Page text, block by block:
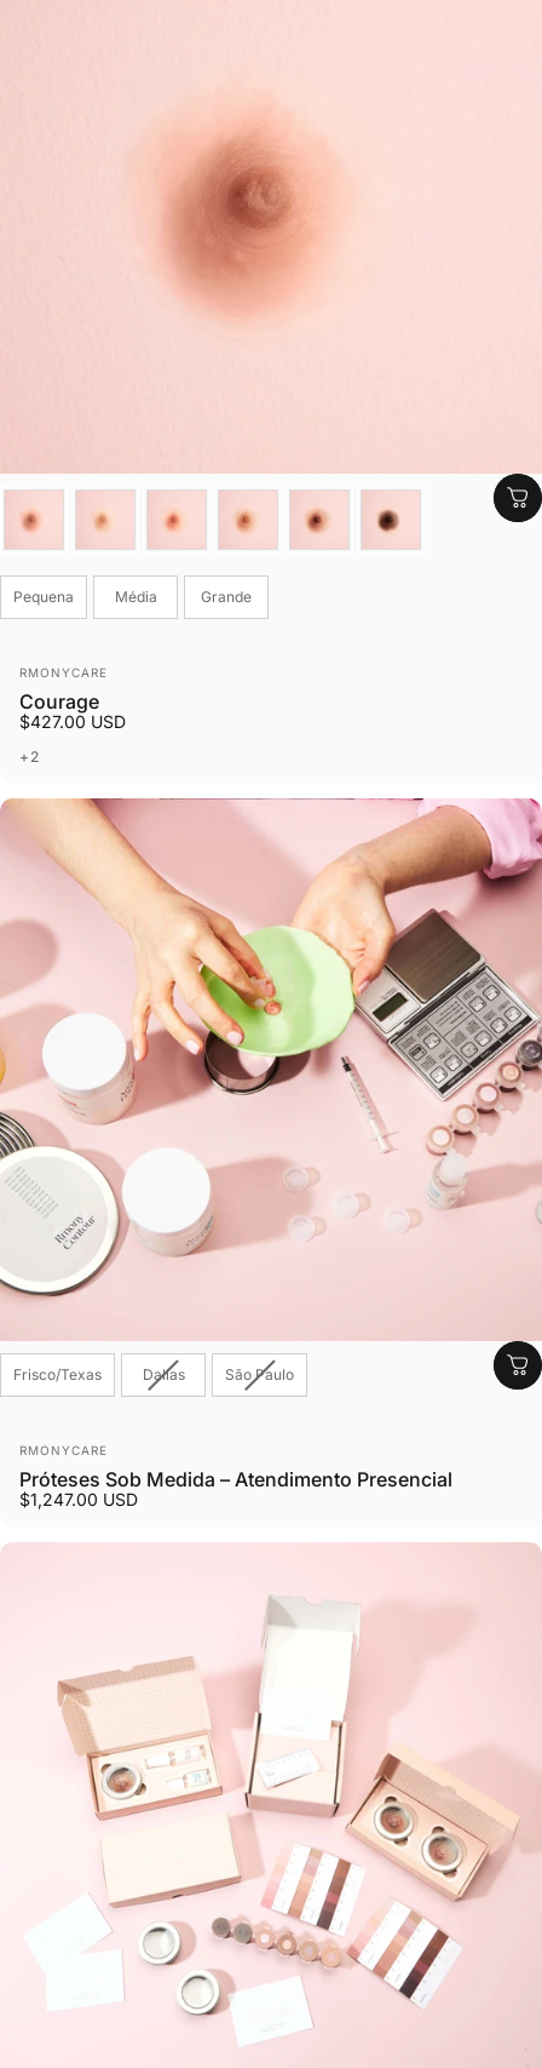
Cor
Tamanho
Pequena Média Grande
Fornecedor:
RMONYCARE
Courage
$427.00 USD
+2
Service Locations
Frisco/Texas Dallas São Paulo
Fornecedor:
RMONYCARE
Próteses Sob Medida – Atendimento Presencial
$1,247.00 USD